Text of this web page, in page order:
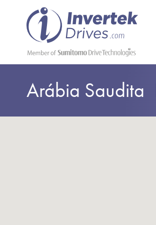
Arábia Saudita